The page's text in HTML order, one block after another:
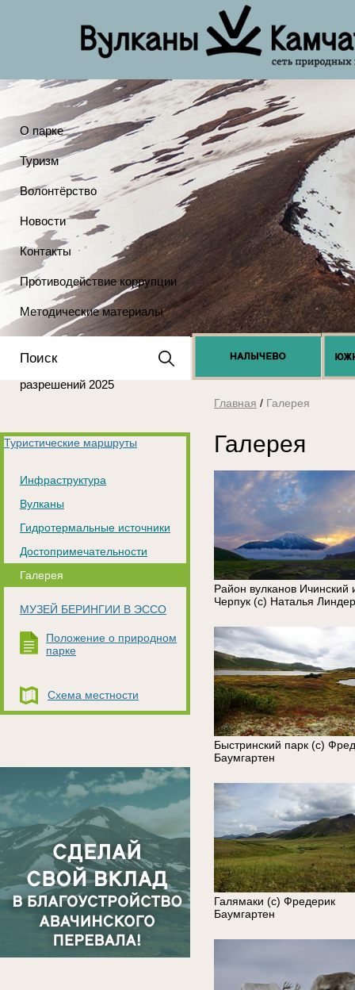
О парке
Туризм
Волонтёрство
Новости
Контакты
Противодействие коррупции
Методические материалы
разрешений 2025
Туристические маршруты
Инфраструктура
Вулканы
Гидротермальные источники
Достопримечательности
Галерея
МУЗЕЙ БЕРИНГИИ В ЭССО
Положение о природном
парке
Схема местности
Главная / Галерея
Галерея
Район вулканов Ичинский
Черпук (c) Наталья Линдер
Быстринский парк (с)
Баумгартен
Галямаки (с) Фредерик
Баумгартен